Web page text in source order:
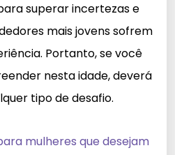
superar incertezas e
mais jovens sofrem
Portanto, se você
nesta idade, deverá
tipo de desafio.
mulheres que desejam